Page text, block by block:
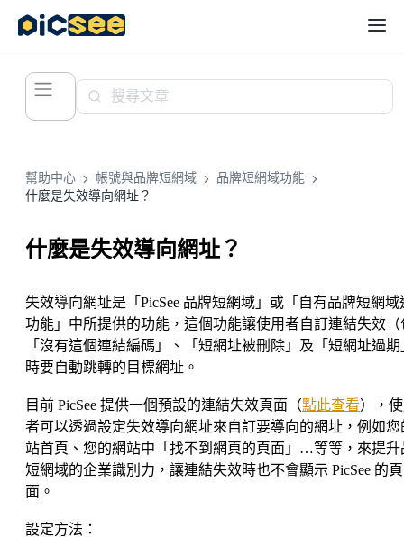
幫助中心 帳號與品牌短網域
品牌短網域功能
什麼是失效導向網址？
什麼是失效導向網址？
失效導向網址是「PicSee 品牌短網域」或「自有品牌短網域
功能」中所提供的功能，這個功能讓使用者自訂連結失效（
「沒有這個連結編碼」、「短網址被刪除」及「短網址過期
時要自動跳轉的目標網址。
目前 PicSee 提供一個預設的連結失效頁面（點此查看），
者可以透過設定失效導向網址來自訂要導向的網址，例如您
站首頁、您的網站中「找不到網頁的頁面」…等等，來提升
短網域的企業識別力，讓連結失效時也不會顯示 PicSee 的頁
面。
設定方法：